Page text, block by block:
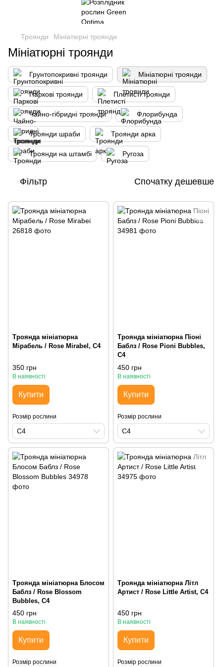
Троянди Мініатюрні троянди
Мініатюрні троянди
Грунтопокривні троянди Мініатюрні троянди
Паркові троянди Плетисті троянди
Чайно-гібридні троянди Флорибунда
Троянди шраби Троянди арка
Троянди на штамбі Ругоза
Фільтр Спочатку дешевше
Троянда мініатюрна
Мірабель / Rose Mirabel, С4
350 грн
В наявності
Купити
Розмір рослини
С4
Троянда мініатюрна Піоні
Баблз / Rose Pioni Bubbles,
С4
450 грн
В наявності
Купити
Розмір рослини
С4
Троянда мініатюрна Блосом
Баблз / Rose Blossom
Bubbles, С4
450 грн
В наявності
Купити
Розмір рослини
Троянда мініатюрна Літл
Артист / Rose Little Artist, С4
450 грн
В наявності
Купити
Розмір рослини